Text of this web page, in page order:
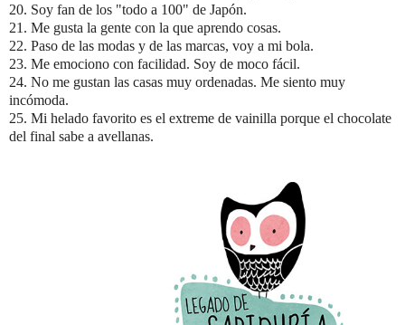
20. Soy fan de los "todo a 100" de Japón.
21. Me gusta la gente con la que aprendo cosas.
22. Paso de las modas y de las marcas, voy a mi bola.
23. Me emociono con facilidad. Soy de moco fácil.
24. No me gustan las casas muy ordenadas. Me siento muy
incómoda.
25. Mi helado favorito es el extreme de vainilla porque el chocolate
del final sabe a avellanas.